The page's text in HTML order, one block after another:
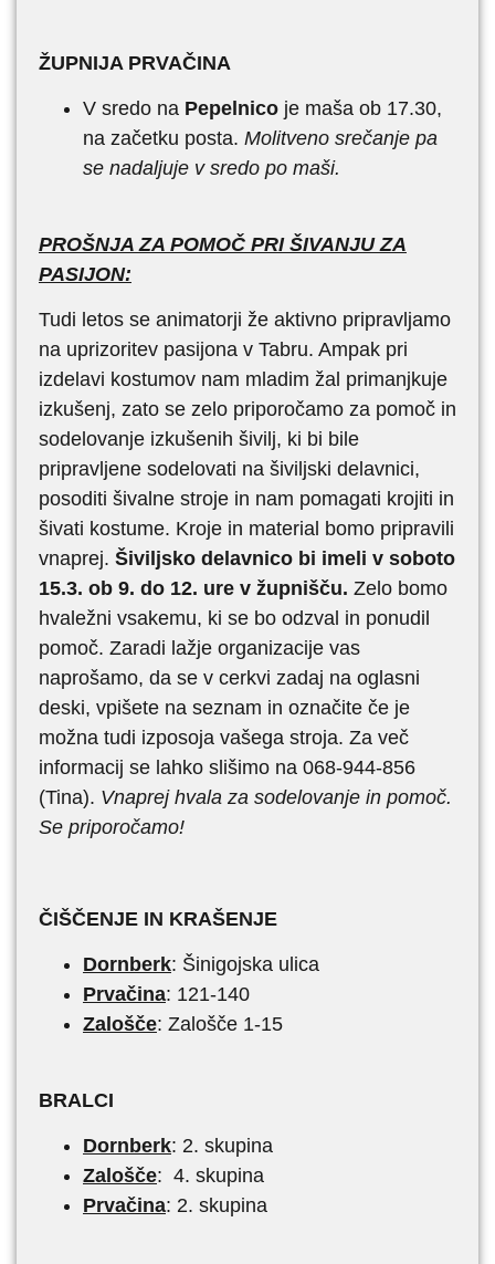
ŽUPNIJA PRVAČINA
V sredo na Pepelnico je maša ob 17.30,
na začetku posta. Molitveno srečanje pa
se nadaljuje v sredo po maši.
PROŠNJA ZA POMOČ PRI ŠIVANJU ZA
PASIJON:
Tudi letos se animatorji že aktivno pripravljamo
na uprizoritev pasijona v Tabru. Ampak pri
izdelavi kostumov nam mladim žal primanjkuje
izkušenj, zato se zelo priporočamo za pomoč in
sodelovanje izkušenih šivilj, ki bi bile
pripravljene sodelovati na šiviljski delavnici,
posoditi šivalne stroje in nam pomagati krojiti in
šivati kostume. Kroje in material bomo pripravili
vnaprej. Šiviljsko delavnico bi imeli v soboto
15.3. ob 9. do 12. ure v župnišču. Zelo bomo
hvaležni vsakemu, ki se bo odzval in ponudil
pomoč. Zaradi lažje organizacije vas
naprošamo, da se v cerkvi zadaj na oglasni
deski, vpišete na seznam in označite če je
možna tudi izposoja vašega stroja. Za več
informacij se lahko slišimo na 068-944-856
(Tina). Vnaprej hvala za sodelovanje in pomoč.
Se priporočamo!
ČIŠČENJE IN KRAŠENJE
Dornberk: Šinigojska ulica
Prvačina: 121-140
Zalošče: Zalošče 1-15
BRALCI
Dornberk: 2. skupina
Zalošče: 4. skupina
Prvačina: 2. skupina